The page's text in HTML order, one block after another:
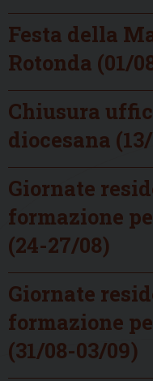
Festa della
Rotonda (01/
Chiusura
diocesana
Giornate
formazione
(24-27/08)
Giornate
formazione
(31/08-03/09)